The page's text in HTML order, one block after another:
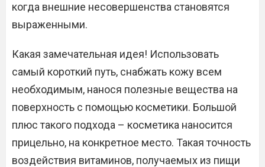
когда внешние несовершенства становятся
выраженными.
Какая замечательная идея! Использовать
самый короткий путь, снабжать кожу всем
необходимым, нанося полезные вещества на
поверхность с помощью косметики. Большой
плюс такого подхода – косметика наносится
прицельно, на конкретное место. Такая точность
воздействия витаминов, получаемых из пищи